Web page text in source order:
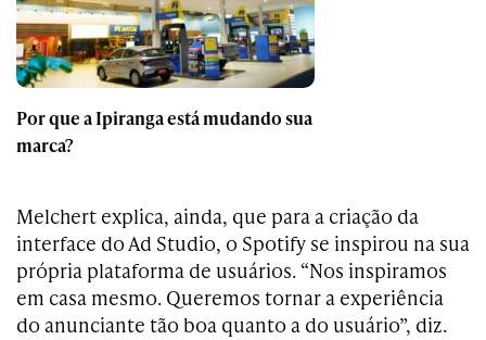
Por que a Ipiranga está mudando sua
marca?
Melchert explica, ainda, que para a criação da
interface do Ad Studio, o Spotify se inspirou na sua
própria plataforma de usuários. “Nos inspiramos
em casa mesmo. Queremos tornar a experiência
do anunciante tão boa quanto a do usuário”, diz.